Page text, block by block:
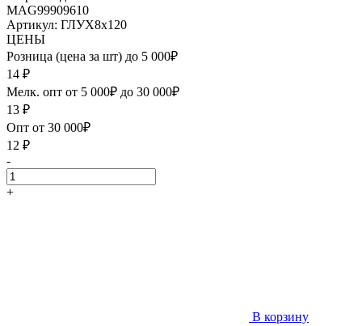
MAG99909610
Артикул: ГЛУХ8х120
ЦЕНЫ
Розница (цена за шт) до 5 000₽
14 ₽
Мелк. опт от 5 000₽ до 30 000₽
13 ₽
Опт от 30 000₽
12 ₽
-
+
В корзину